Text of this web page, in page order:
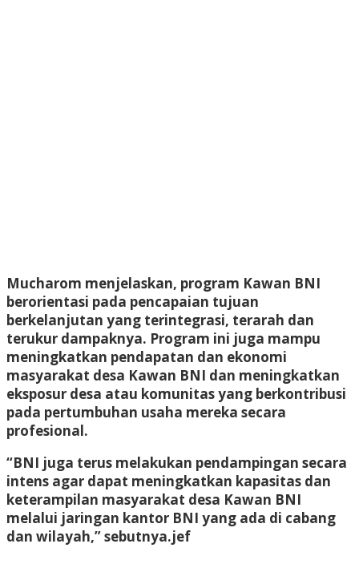
Mucharom menjelaskan, program Kawan BNI
berorientasi pada pencapaian tujuan
berkelanjutan yang terintegrasi, terarah dan
terukur dampaknya. Program ini juga mampu
meningkatkan pendapatan dan ekonomi
masyarakat desa Kawan BNI dan meningkatkan
eksposur desa atau komunitas yang berkontribusi
pada pertumbuhan usaha mereka secara
profesional.
“BNI juga terus melakukan pendampingan secara
intens agar dapat meningkatkan kapasitas dan
keterampilan masyarakat desa Kawan BNI
melalui jaringan kantor BNI yang ada di cabang
dan wilayah,” sebutnya.jef